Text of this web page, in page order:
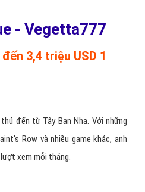
- Vegetta777
3,4 triệu USD 1
đến từ Tây Ban Nha. Với những
Row và nhiều game khác, anh
xem mỗi tháng.